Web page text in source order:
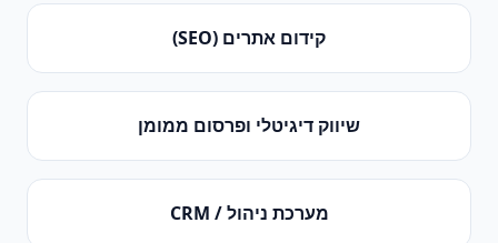
קידום אתרים (SEO)
שיווק דיגיטלי ופרסום ממומן
מערכת ניהול / CRM